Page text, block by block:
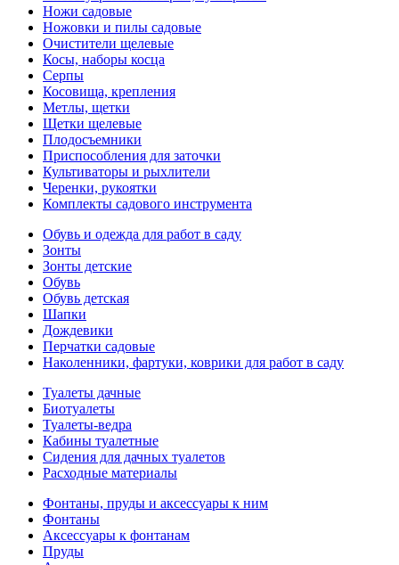
Ножи садовые
Ножовки и пилы садовые
Очистители щелевые
Косы, наборы косца
Серпы
Косовища, крепления
Метлы, щетки
Щетки щелевые
Плодосъемники
Приспособления для заточки
Культиваторы и рыхлители
Черенки, рукоятки
Комплекты садового инструмента
Обувь и одежда для работ в саду
Зонты
Зонты детские
Обувь
Обувь детская
Шапки
Дождевики
Перчатки садовые
Наколенники, фартуки, коврики для работ в саду
Туалеты дачные
Биотуалеты
Туалеты-ведра
Кабины туалетные
Сидения для дачных туалетов
Расходные материалы
Фонтаны, пруды и аксессуары к ним
Фонтаны
Аксессуары к фонтанам
Пруды